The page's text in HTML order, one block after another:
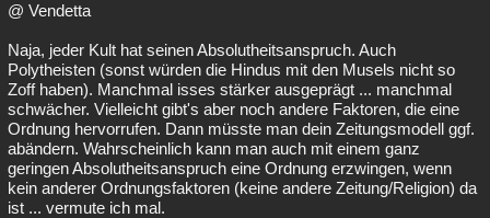
@ Vendetta
Naja, jeder Kult hat seinen Absolutheitsanspruch. Auch
Polytheisten (sonst würden die Hindus mit den Musels nicht so
Zoff haben). Manchmal isses stärker ausgeprägt ... manchmal
schwächer. Vielleicht gibt's aber noch andere Faktoren, die eine
Ordnung hervorrufen. Dann müsste man dein Zeitungsmodell ggf.
abändern. Wahrscheinlich kann man auch mit einem ganz
geringen Absolutheitsanspruch eine Ordnung erzwingen, wenn
kein anderer Ordnungsfaktoren (keine andere Zeitung/Religion) da
ist ... vermute ich mal.